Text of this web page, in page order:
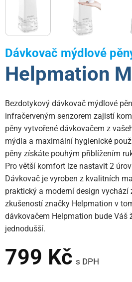
Dávkovač mýdlové
Helpmation
Bezdotykový dávkovač mýdlové
infračerveným senzorem zajistí
pěny vytvořené dávkovačem z
mýdla a maximální hygienické
pěny získáte pouhým přiblížením
Pro větší komfort lze nastavit 2
Dávkovač je vyroben z kvalitních
praktický a moderní design vychází
zkušeností značky Helpmation v
dávkovačem Helpmation bude Váš
jednodušší.
799 Kč s DPH